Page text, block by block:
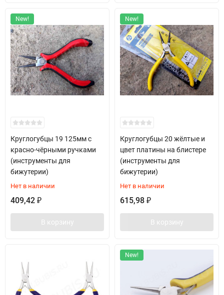
New!
Круглогубцы 19 125мм с
красно-чёрными ручками
(инструменты для
бижутерии)
Нет в наличии
409,42 ₽
В корзину
New!
Круглогубцы 20 жёлтые и
цвет платины на блистере
(инструменты для
бижутерии)
Нет в наличии
615,98 ₽
В корзину
New!